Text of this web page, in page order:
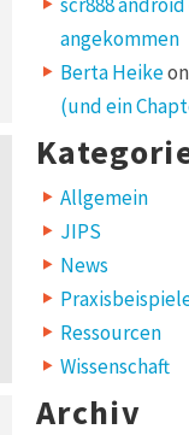
angekommen
Berta Heikeon
(und ein
Allgemein
JIPS
News
Ressourcen
Wissenschaft
Archiv